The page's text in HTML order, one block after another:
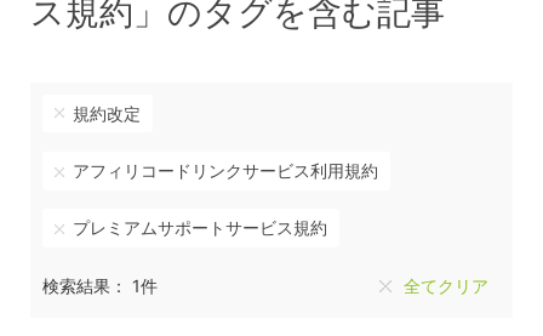
ス規約」のタグを含む記事
規約改定
アフィリコードリンクサービス利用規約
プレミアムサポートサービス規約
検索結果： 1件 全てクリア